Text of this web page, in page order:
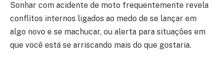
Sonhar com acidente de moto frequentemente revela
conflitos internos ligados ao medo de se lançar em
algo novo e se machucar, ou alerta para situações em
que você está se arriscando mais do que gostaria.